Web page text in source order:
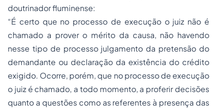
doutrinador fluminense:
“É certo que no processo de execução o juiz não é
chamado a prover o mérito da causa, não havendo
nesse tipo de processo julgamento da pretensão do
demandante ou declaração da existência do crédito
exigido. Ocorre, porém, que no processo de execução
o juiz é chamado, a todo momento, a proferir decisões
quanto a questões como as referentes à presença das